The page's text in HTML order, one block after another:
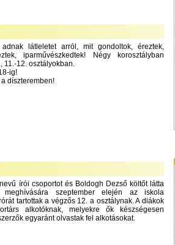
látleletet arról, mit gondoltok, éreztek,
iparművészkedtek! Négy korosztályban
11.-12. osztályokban.
ig!
díszteremben!
nevű írói csoportot és Boldogh Dezső költőt látta
szeptember elején az iskola
tartottak a végzős 12. a osztálynak. A diákok
alkotóknak, melyekre ők készségesen
egyaránt olvastak fel alkotásokat.